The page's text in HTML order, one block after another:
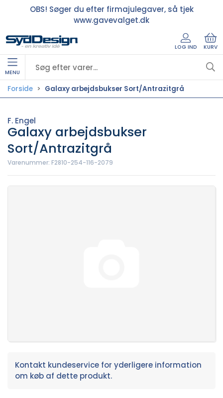
OBS! Søger du efter firmajulegaver, så tjek
www.gavevalget.dk
LOG IND KURV
MENU
Forside Galaxy arbejdsbukser Sort/Antrazitgrå
F. Engel
Galaxy arbejdsbukser
Sort/Antrazitgrå
Varenummer: F2810-254-116-2079
Kontakt kundeservice for yderligere information
om køb af dette produkt.